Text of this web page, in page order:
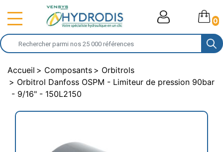
0
Accueil Composants
Orbitrols
Orbitrol Danfoss OSPM - Limiteur de pression 90bar
- 9/16" - 150L2150